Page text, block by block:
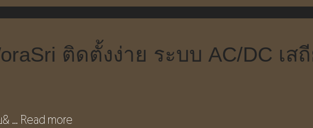
ติดตั้งง่าย ระบบ AC/DC เส
… Read more